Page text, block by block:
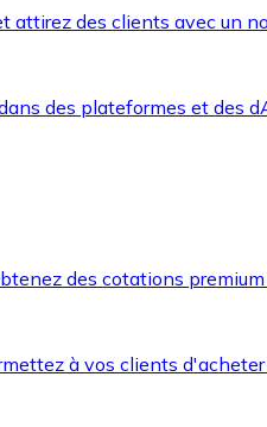
des clients avec un
des plateformes et des
des cotations
à vos clients